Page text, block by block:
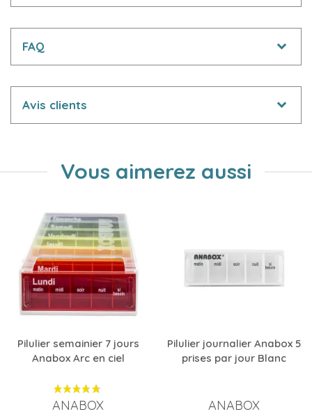
FAQ
Avis clients
Vous aimerez aussi
Pilulier semainier 7 jours
Anabox Arc en ciel
ANABOX
Pilulier journalier Anabox 5
prises par jour Blanc
ANABOX